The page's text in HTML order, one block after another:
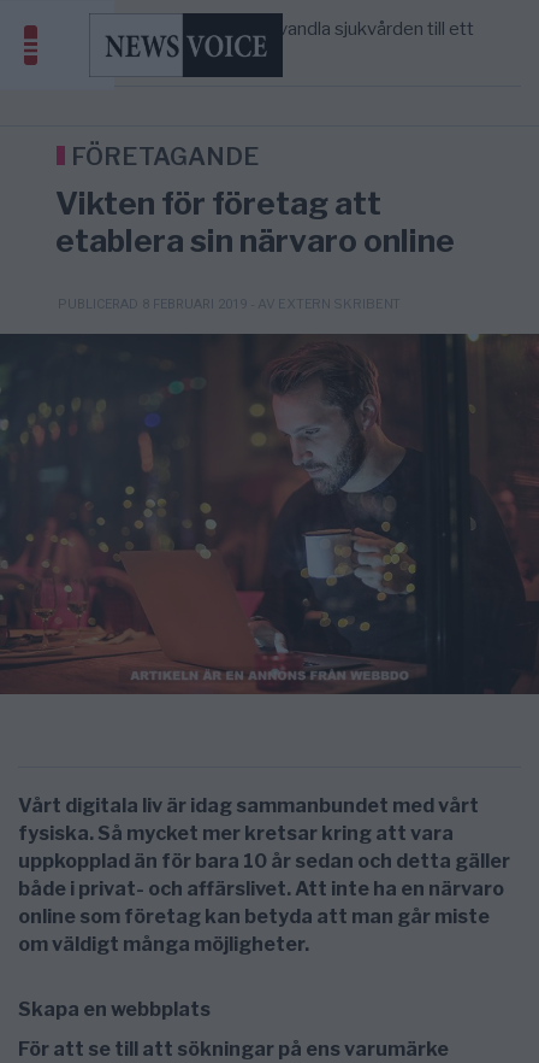
5/8
S och KD vill omvandla sjukvården till ett
geografiskt apartheidsystem
AFRIKA
Massiv anstormning till Ceuta – Misstankar
America” – Finally
FÖRETAGANDE
Vikten för företag att
etablera sin närvaro online
PUBLICERAD 8 FEBRUARI 2019 - AV EXTERN SKRIBENT
Vårt digitala liv är idag sammanbundet med vårt
fysiska. Så mycket mer kretsar kring att vara
uppkopplad än för bara 10 år sedan och detta gäller
både i privat- och affärslivet. Att inte ha en närvaro
online som företag kan betyda att man går miste
om väldigt många möjligheter.
Skapa en webbplats
För att se till att sökningar på ens varumärke